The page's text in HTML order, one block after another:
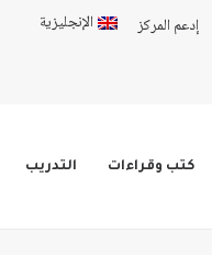
إدعم المركز الإنجليزية
كتب وقراءات التدريب